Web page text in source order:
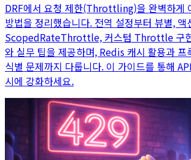
DRF에서 요청 제한(Throttling)을 완벽하게
방법을 정리했습니다. 전역 설정부터 뷰별, 액
ScopedRateThrottle, 커스텀 Throttle 구
와 실무 팁을 제공하며, Redis 캐시 활용과 프
식별 문제까지 다룹니다. 이 가이드를 통해
시에 강화하세요.